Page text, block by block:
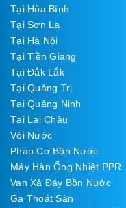
Tại Hòa Bình
Tại Sơn La
Tại Hà Nội
Tại Tiền Giang
Tại Đắk Lắk
Tại Quảng Trị
Tại Quảng Ninh
Tại Lai Châu
Vòi Nước
Phao Cơ Bồn Nước
Máy Hàn Ống Nhiệt PPR
Van Xả Đáy Bồn Nước
Ga Thoát Sàn